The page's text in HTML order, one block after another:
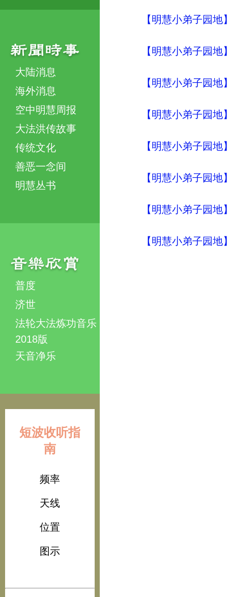
大陆消息
海外消息
空中明慧周报
大法洪传故事
传统文化
善恶一念间
明慧丛书
普度
济世
法轮大法炼功音乐
2018版
天音净乐
短波收听指
南
频率
天线
位置
图示
【明慧小弟子园
【明慧小弟子园
【明慧小弟子园
【明慧小弟子园
【明慧小弟子园
【明慧小弟子园
【明慧小弟子园
【明慧小弟子园